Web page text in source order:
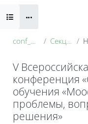
Блоки
conf_2026 Секция 1
V
конференция
обучения
проблемы,
решения»